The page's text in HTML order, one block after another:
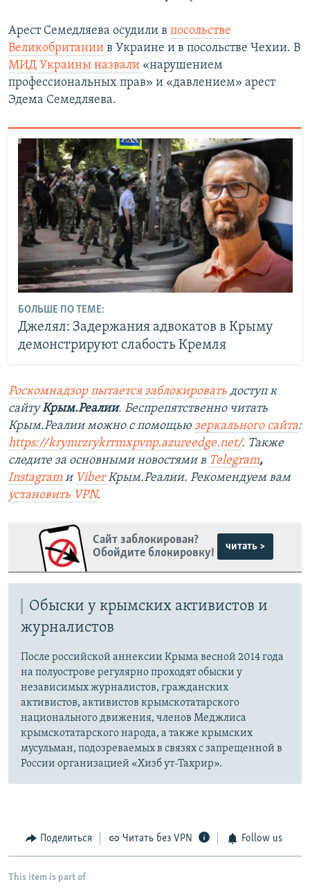
Арест Семедляева осудили в посольстве
Великобритании в Украине и в посольстве Чехии. В
МИД Украины назвали «нарушением
профессиональных прав» и «давлением» арест
Эдема Семедляева.
БОЛЬШЕ ПО ТЕМЕ:
Джелял: Задержания адвокатов в Крыму
демонстрируют слабость Кремля
Роскомнадзор пытается заблокировать доступ к
сайтуКрым.Реалии. Беспрепятственно читать
Крым.Реалии можно с помощью зеркального сайта:
https://krymrzrykrrmxpvnp.azureedge.net/. Также
следите за основными новостями в Telegram,
Instagram и ViberКрым.Реалии. Рекомендуем вам
установить VPN.
Сайт заблокирован?
Обойдите блокировку!
читать >
Обыски у крымских активистов и
журналистов
После российской аннексии Крыма весной 2014 года
на полуострове регулярно проходят обыски у
независимых журналистов, гражданских
активистов, активистов крымскотатарского
национального движения, членов Меджлиса
крымскотатарского народа, а также крымских
мусульман, подозреваемых в связях с запрещенной в
России организацией «Хизб ут-Тахрир».
Поделиться Читать без VPN Follow us
This item is part of